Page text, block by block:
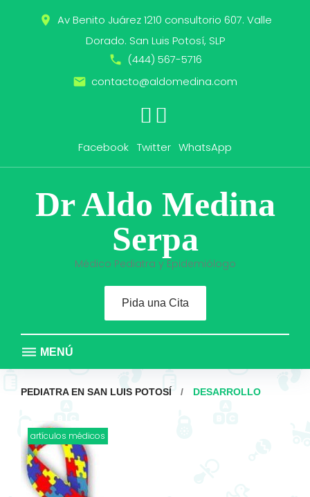
place Av Benito Juárez 1210 consultorio 607. Valle
Dorado. San Luis Potosí, SLP
call (444) 567-5716
email contacto@aldomedina.com
Facebook Twitter WhatsApp
Dr Aldo Medina
Serpa
Médico Pediatra y Epidemiólogo
Pida una Cita
MENÚ
PEDIATRA EN SAN LUIS POTOSÍ / DESARROLLO
Etiqueta:
desarrollo
artículos médicos